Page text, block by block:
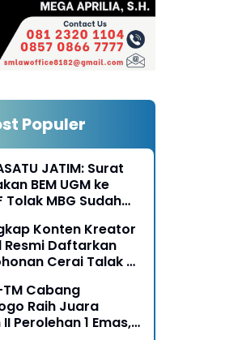
Populer
JATIM: Surat
BEM UGM ke
Tolak MBG Sudah
Konten Kreator
Resmi Daftarkan
Cerai Talak Di
TM Cabang
Raih Juara
Perolehan 1 Emas,